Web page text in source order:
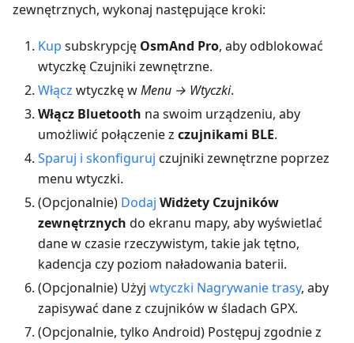
zewnętrznych, wykonaj następujące kroki:
Kup subskrypcję OsmAnd Pro, aby odblokować
wtyczkę Czujniki zewnętrzne.
Włącz wtyczkę wMenu → Wtyczki.
Włącz Bluetooth na swoim urządzeniu, aby
umożliwić połączenie z czujnikami BLE.
Sparuj i skonfiguruj czujniki zewnętrzne poprzez
menu wtyczki.
(Opcjonalnie) Dodaj Widżety Czujników
zewnętrznych do ekranu mapy, aby wyświetlać
dane w czasie rzeczywistym, takie jak tętno,
kadencja czy poziom naładowania baterii.
(Opcjonalnie) Użyj wtyczki Nagrywanie trasy, aby
zapisywać dane z czujników w śladach GPX.
(Opcjonalnie, tylko Android) Postępuj zgodnie z